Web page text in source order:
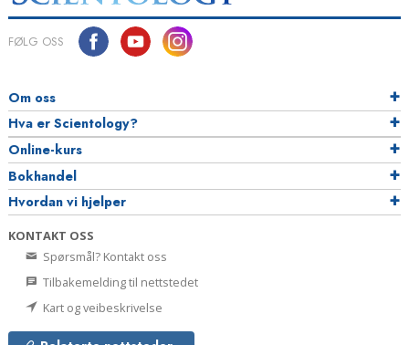
FØLG OSS
Om oss
Hva er Scientology?
Online-kurs
Bokhandel
Hvordan vi hjelper
KONTAKT OSS
Spørsmål? Kontakt oss
Tilbakemelding til nettstedet
Kart og veibeskrivelse